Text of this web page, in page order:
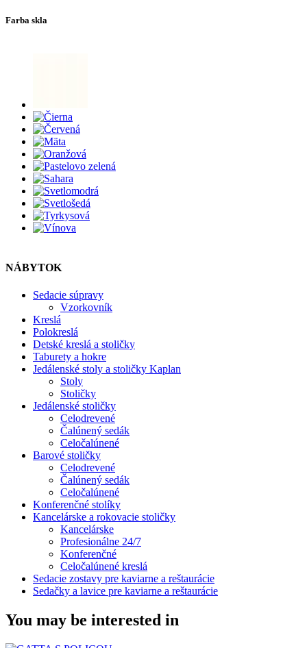
Farba skla
NÁBYTOK
Sedacie súpravy
Vzorkovník
Kreslá
Polokreslá
Detské kreslá a stoličky
Taburety a hokre
Jedálenské stoly a stoličky Kaplan
Stoly
Stoličky
Jedálenské stoličky
Celodrevené
Čalúnený sedák
Celočalúnené
Barové stoličky
Celodrevené
Čalúnený sedák
Celočalúnené
Konferenčné stolíky
Kancelárske a rokovacie stoličky
Kancelárske
Profesionálne 24/7
Konferenčné
Celočalúnené kreslá
Sedacie zostavy pre kaviarne a reštaurácie
Sedačky a lavice pre kaviarne a reštaurácie
You may be interested in